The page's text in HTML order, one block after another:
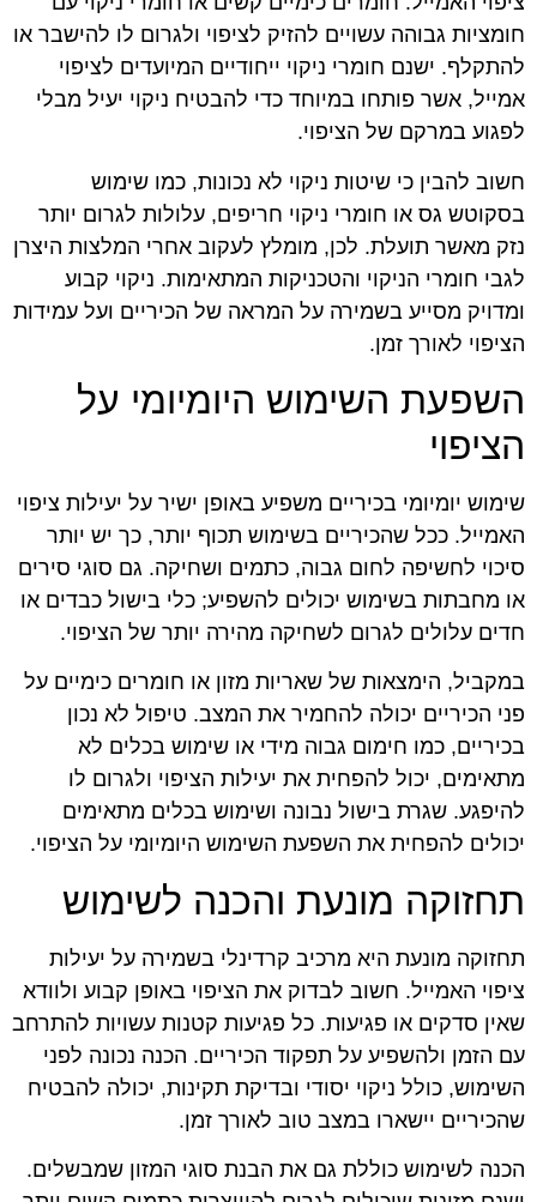
חומציות גבוהה עשויים להזיק לציפוי ולגרום לו להישבר או
להתקלף. ישנם חומרי ניקוי ייחודיים המיועדים לציפוי
אמייל, אשר פותחו במיוחד כדי להבטיח ניקוי יעיל מבלי
לפגוע במרקם של הציפוי.
חשוב להבין כי שיטות ניקוי לא נכונות, כמו שימוש
בסקוטש גס או חומרי ניקוי חריפים, עלולות לגרום יותר
נזק מאשר תועלת. לכן, מומלץ לעקוב אחרי המלצות היצרן
לגבי חומרי הניקוי והטכניקות המתאימות. ניקוי קבוע
ומדויק מסייע בשמירה על המראה של הכיריים ועל עמידות
הציפוי לאורך זמן.
השפעת השימוש היומיומי על
הציפוי
שימוש יומיומי בכיריים משפיע באופן ישיר על יעילות ציפוי
האמייל. ככל שהכיריים בשימוש תכוף יותר, כך יש יותר
סיכוי לחשיפה לחום גבוה, כתמים ושחיקה. גם סוגי סירים
או מחבתות בשימוש יכולים להשפיע; כלי בישול כבדים או
חדים עלולים לגרום לשחיקה מהירה יותר של הציפוי.
במקביל, הימצאות של שאריות מזון או חומרים כימיים על
פני הכיריים יכולה להחמיר את המצב. טיפול לא נכון
בכיריים, כמו חימום גבוה מידי או שימוש בכלים לא
מתאימים, יכול להפחית את יעילות הציפוי ולגרום לו
להיפגע. שגרת בישול נבונה ושימוש בכלים מתאימים
יכולים להפחית את השפעת השימוש היומיומי על הציפוי.
תחזוקה מונעת והכנה לשימוש
תחזוקה מונעת היא מרכיב קרדינלי בשמירה על יעילות
ציפוי האמייל. חשוב לבדוק את הציפוי באופן קבוע ולוודא
שאין סדקים או פגיעות. כל פגיעות קטנות עשויות להתרחב
עם הזמן ולהשפיע על תפקוד הכיריים. הכנה נכונה לפני
השימוש, כולל ניקוי יסודי ובדיקת תקינות, יכולה להבטיח
שהכיריים יישארו במצב טוב לאורך זמן.
הכנה לשימוש כוללת גם את הבנת סוגי המזון שמבשלים.